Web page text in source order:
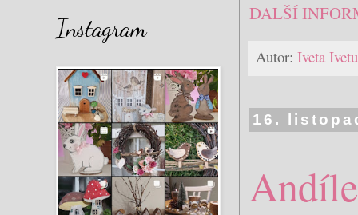
DALŠÍ
Autor: Iveta
16.
Instagram